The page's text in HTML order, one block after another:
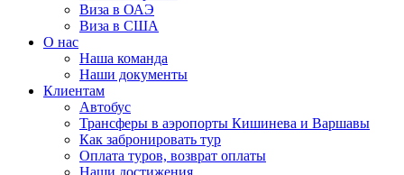
Виза в ОАЭ
Виза в США
О нас
Наша команда
Наши документы
Клиентам
Автобус
Трансферы в аэропорты Кишинева и Варшавы
Как забронировать тур
Оплата туров, возврат оплаты
Наши достижения